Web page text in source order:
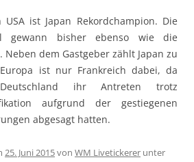
ist Japan Rekordchampion. Die
gewann bisher ebenso wie die
dem Gastgeber zählt Japan zu
ist nur Frankreich dabei, da
ihr Antreten trotz
aufgrund der gestiegenen
abgesagt hatten.
25. Juni 2015von WM Livetickerer unter